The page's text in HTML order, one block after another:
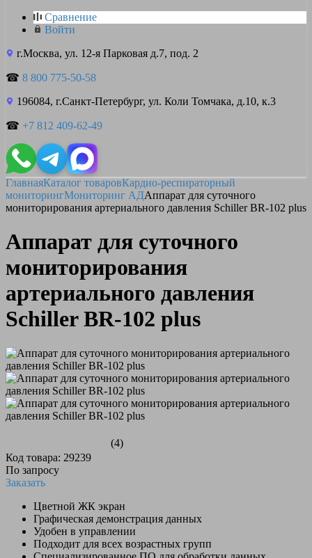
Сравнение
Войти
г.Москва, ул. 12-я Парковая д.7, под. 2
☎ 8 800 775-50-58
196084, г.Санкт-Петербург, ул. Коли Томчака, д.10, к.3
☎ +7 812 409-62-49
ГлавнаяКаталог товаровКардио-респираторный
мониторингМониторинг АДАппарат для суточного
мониторирования артериального давления Schiller BR-102 plus
Аппарат для суточного
мониторирования
артериального давления
Schiller BR-102 plus
(4)
Код товара: 29239
По запросу
Заказать
Цветной ЖК экран
Графическая демонстрация данных
Удобен в управлении
Подходит для всех возрастных групп